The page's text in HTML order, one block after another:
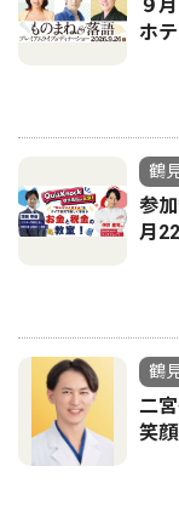
９
ホ
鶴
参
月
鶴
二
笑